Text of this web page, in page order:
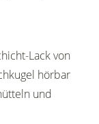
Lack von
hörbar
und